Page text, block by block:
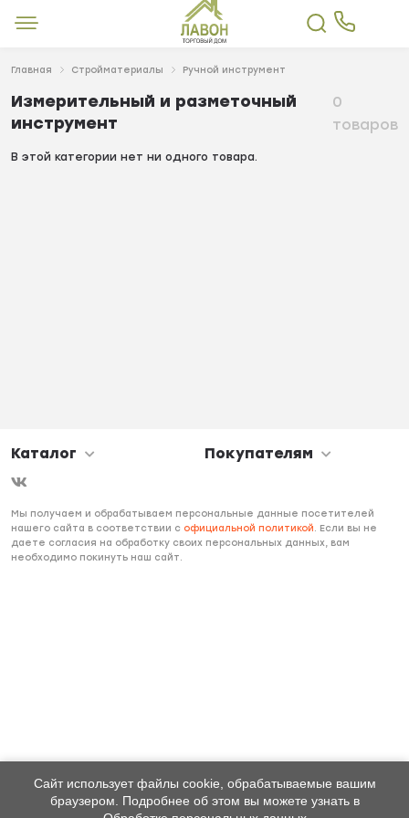
Главная Стройматериалы Ручной инструмент
Измерительный и разметочный
инструмент
0
товаров
В этой категории нет ни одного товара.
Каталог Покупателям
Мы получаем и обрабатываем персональные данные посетителей
нашего сайта в соответствии с официальной политикой. Если вы не
даете согласия на обработку своих персональных данных, вам
необходимо покинуть наш сайт.
Сайт использует файлы cookie, обрабатываемые вашим
браузером. Подробнее об этом вы можете узнать в